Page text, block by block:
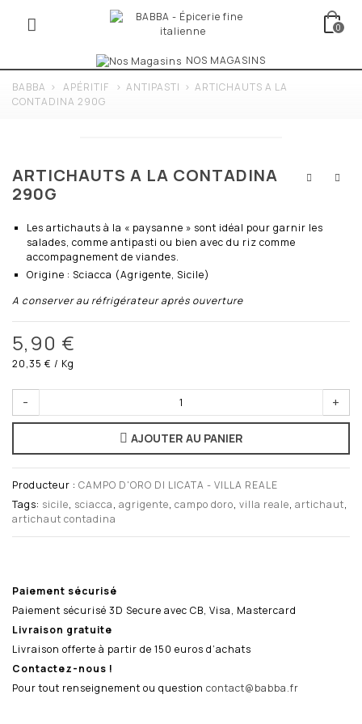
0
NOS MAGASINS
BABBA > APÉRITIF > ANTIPASTI > ARTICHAUTS A LA
CONTADINA 290G
ARTICHAUTS A LA CONTADINA
290G
Les artichauts à la « paysanne » sont idéal pour garnir les
salades, comme antipasti ou bien avec du riz comme
accompagnement de viandes.
Origine : Sciacca (Agrigente, Sicile)
A conserver au réfrigérateur après ouverture
5,90 €
20,35 € / Kg
- +
AJOUTER AU PANIER
Producteur : CAMPO D'ORO DI LICATA - VILLA REALE
Tags: sicile, sciacca, agrigente, campo doro, villa reale, artichaut,
artichaut contadina
Paiement sécurisé
Paiement sécurisé 3D Secure avec CB, Visa, Mastercard
Livraison gratuite
Livraison offerte à partir de 150 euros d’achats
Contactez-nous !
Pour tout renseignement ou question contact@babba.fr